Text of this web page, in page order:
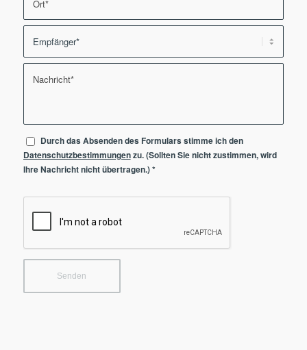
Durch das Absenden des Formulars stimme ich den
Datenschutzbestimmungenzu. (Sollten Sie nicht zustimmen, wird
Ihre Nachricht nicht übertragen.)*